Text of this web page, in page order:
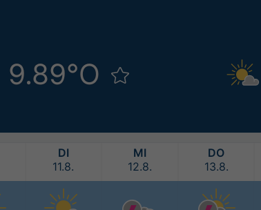
DI
11.8.
MI
12.8.
DO
13.8.